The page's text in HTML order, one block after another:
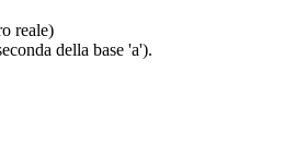
reale)
della base 'a').